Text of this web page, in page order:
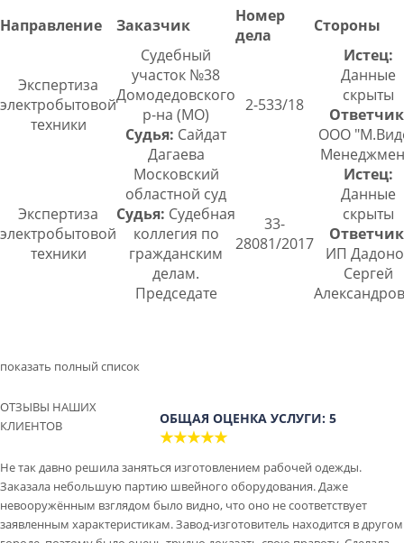
Направление Заказчик
Номер
дела
Стороны
Экспертиза
электробытовой
техники
Судебный
участок №38
Домодедовского
р-на (МО)
Судья: Сайдат
Дагаева
2-533/18
Истец:
Данные
скрыты
ООО
Экспертиза
электробытовой
техники
Московский
областной суд
Судья: Судебная
коллегия по
гражданским
делам.
Председате
33-
28081/2017
Истец:
Данные
скрыты
ИП
Сергей
показать полный список
ОТЗЫВЫ НАШИХ
КЛИЕНТОВ
ОБЩАЯ ОЦЕНКА УСЛУГИ: 5
★★★★★
Не так давно решила заняться изготовлением рабочей одежды.
Заказала небольшую партию швейного оборудования. Даже
невооружённым взглядом было видно, что оно не соответствует
заявленным характеристикам. Завод-изготовитель находится в другом